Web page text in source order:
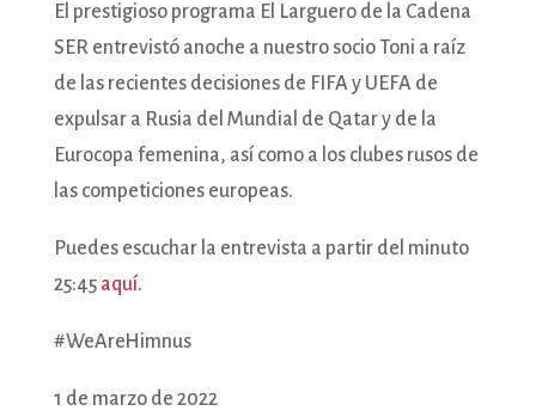
El prestigioso programa El Larguero de la Cadena
SER entrevistó anoche a nuestro socio Toni a raíz
de las recientes decisiones de FIFA y UEFA de
expulsar a Rusia del Mundial de Qatar y de la
Eurocopa femenina, así como a los clubes rusos de
las competiciones europeas.
Puedes escuchar la entrevista a partir del minuto
25:45 aquí.
#WeAreHimnus
1 de marzo de 2022